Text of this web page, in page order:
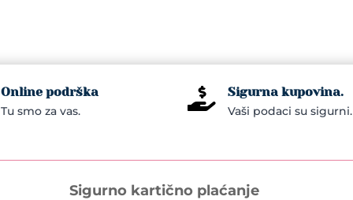
Online podrška
Tu smo za vas.  Sigurna kupovina.
Vaši podaci su sigurni.
Sigurno kartično plaćanje